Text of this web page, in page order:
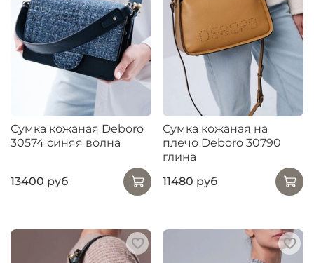
Сумка кожаная Deboro
30574 синяя волна
13400 руб
Сумка кожаная на
плечо Deboro 30790
глина
11480 руб